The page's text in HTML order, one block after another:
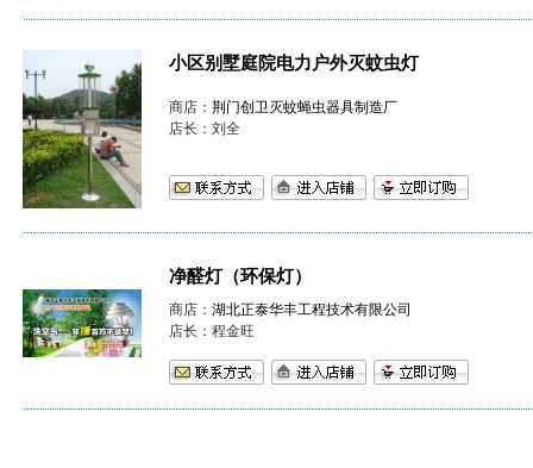
小区别墅庭院电力户外灭蚊虫灯
商店： 荆门创卫灭蚊蝇虫器具制造厂
店长：刘全
净醛灯（环保灯）
商店： 湖北正泰华丰工程技术有限公司
店长：程金旺